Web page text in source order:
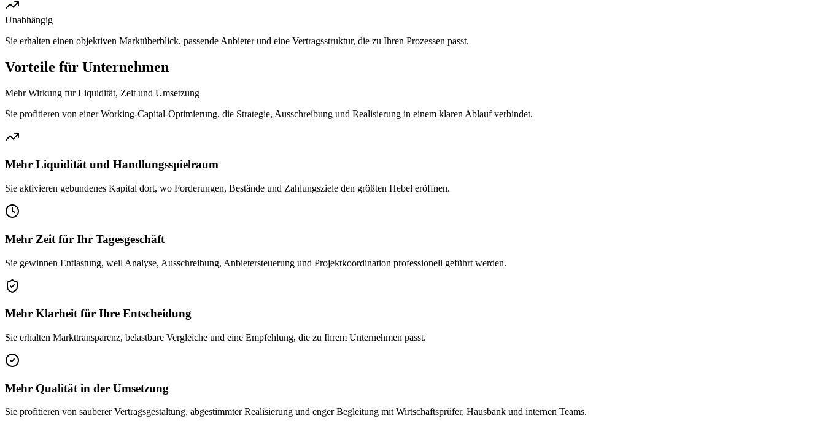
Unabhängig
Sie erhalten einen objektiven Marktüberblick, passende Anbieter und eine Vertragsstruktur, die zu Ihren Prozessen passt.
Vorteile für Unternehmen
Mehr Wirkung für Liquidität, Zeit und Umsetzung
Sie profitieren von einer Working-Capital-Optimierung, die Strategie, Ausschreibung und Realisierung in einem klaren Ablauf verbindet.
Mehr Liquidität und Handlungsspielraum
Sie aktivieren gebundenes Kapital dort, wo Forderungen, Bestände und Zahlungsziele den größten Hebel eröffnen.
Mehr Zeit für Ihr Tagesgeschäft
Sie gewinnen Entlastung, weil Analyse, Ausschreibung, Anbietersteuerung und Projektkoordination professionell geführt werden.
Mehr Klarheit für Ihre Entscheidung
Sie erhalten Markttransparenz, belastbare Vergleiche und eine Empfehlung, die zu Ihrem Unternehmen passt.
Mehr Qualität in der Umsetzung
Sie profitieren von sauberer Vertragsgestaltung, abgestimmter Realisierung und enger Begleitung mit Wirtschaftsprüfer, Hausbank und internen Teams.